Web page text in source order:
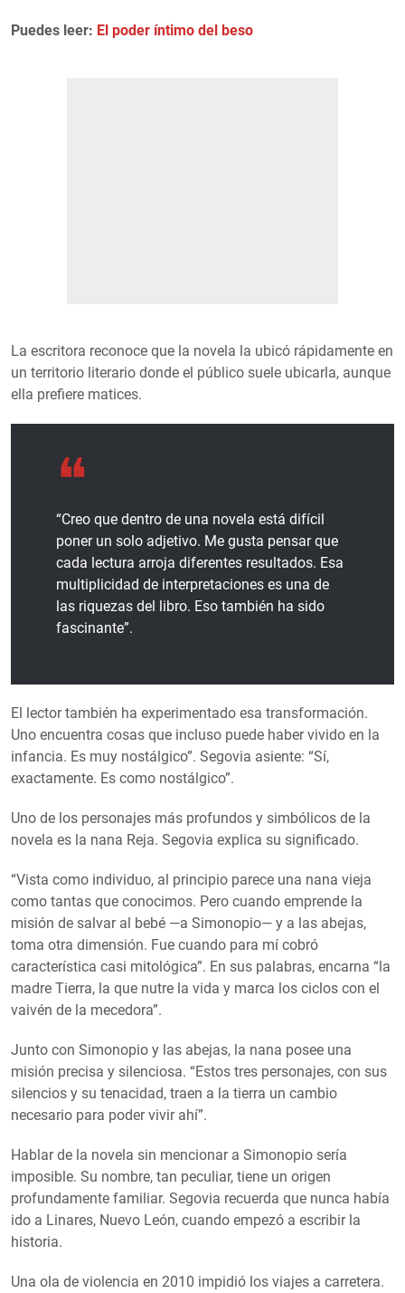
Puedes leer: El poder íntimo del beso
La escritora reconoce que la novela la ubicó rápidamente en
un territorio literario donde el público suele ubicarla, aunque
ella prefiere matices.
“Creo que dentro de una novela está difícil
poner un solo adjetivo. Me gusta pensar que
cada lectura arroja diferentes resultados. Esa
multiplicidad de interpretaciones es una de
las riquezas del libro. Eso también ha sido
fascinante”.
El lector también ha experimentado esa transformación.
Uno encuentra cosas que incluso puede haber vivido en la
infancia. Es muy nostálgico”. Segovia asiente: “Sí,
exactamente. Es como nostálgico”.
Uno de los personajes más profundos y simbólicos de la
novela es la nana Reja. Segovia explica su significado.
“Vista como individuo, al principio parece una nana vieja
como tantas que conocimos. Pero cuando emprende la
misión de salvar al bebé —a Simonopio— y a las abejas,
toma otra dimensión. Fue cuando para mí cobró
característica casi mitológica”. En sus palabras, encarna “la
madre Tierra, la que nutre la vida y marca los ciclos con el
vaivén de la mecedora”.
Junto con Simonopio y las abejas, la nana posee una
misión precisa y silenciosa. “Estos tres personajes, con sus
silencios y su tenacidad, traen a la tierra un cambio
necesario para poder vivir ahí”.
Hablar de la novela sin mencionar a Simonopio sería
imposible. Su nombre, tan peculiar, tiene un origen
profundamente familiar. Segovia recuerda que nunca había
ido a Linares, Nuevo León, cuando empezó a escribir la
historia.
Una ola de violencia en 2010 impidió los viajes a carretera.